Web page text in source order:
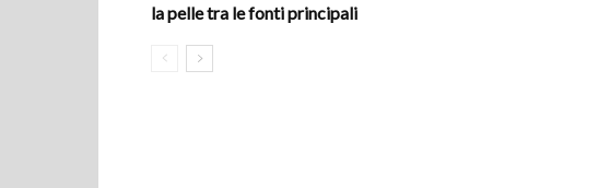
la pelle tra le fonti principali